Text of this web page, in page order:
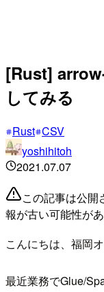
[Rust]
してみる
Rust CSV
yoshihitoh
2021.07.07
この記事は公開
報が古い可能性が
こんにちは、福岡
最近業務でGlue/